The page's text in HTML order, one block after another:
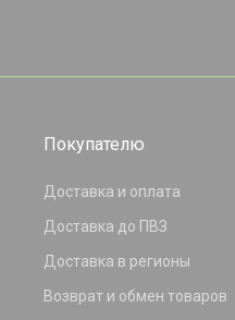
Покупателю
Доставка и оплата
Доставка до ПВЗ
Доставка в регионы
Возврат и обмен товаров